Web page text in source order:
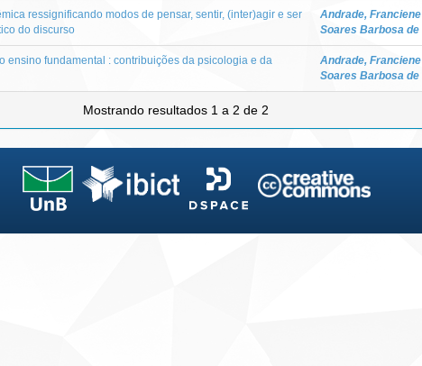
ressignificando modos de pensar, sentir, (inter)agir e ser
do discurso
Andrade, Franciene
Soares Barbosa de
ensino fundamental : contribuições da psicologia e da
Andrade, Franciene
Soares Barbosa de
Mostrando resultados 1 a 2 de 2